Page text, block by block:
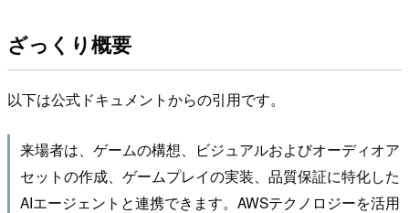
ざっくり概要
以下は公式ドキュメントからの引用です。
来場者は、ゲームの構想、ビジュアルおよびオーディオア
セットの作成、ゲームプレイの実装、品質保証に特化した
AIエージェントと連携できます。AWSテクノロジーを活用